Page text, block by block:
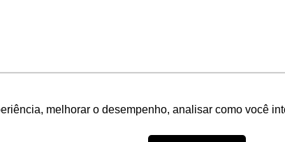
melhorar o desempenho, analisar como você